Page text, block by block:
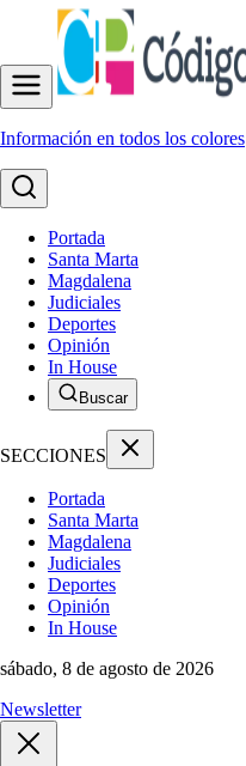
Información en todos los colores
Portada
Santa Marta
Magdalena
Judiciales
Deportes
Opinión
In House
Buscar
SECCIONES
Portada
Santa Marta
Magdalena
Judiciales
Deportes
Opinión
In House
sábado, 8 de agosto de 2026
Newsletter